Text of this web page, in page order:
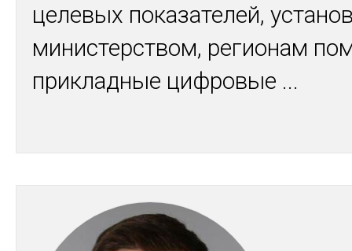
целевых показателей,
министерством, регионам
прикладные цифровые ...